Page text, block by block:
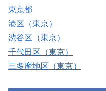
東京都
港区（東京）
渋谷区（東京）
千代田区（東京）
三多摩地区（東京）